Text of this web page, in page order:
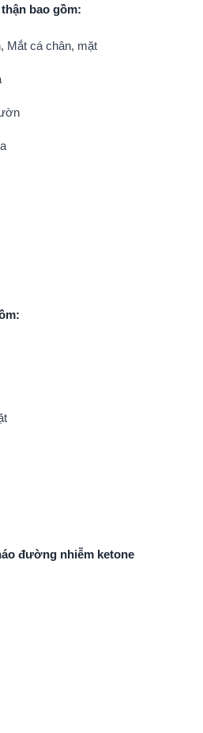
bao gồm:
Mắt cá chân, mặt
đường nhiễm ketone